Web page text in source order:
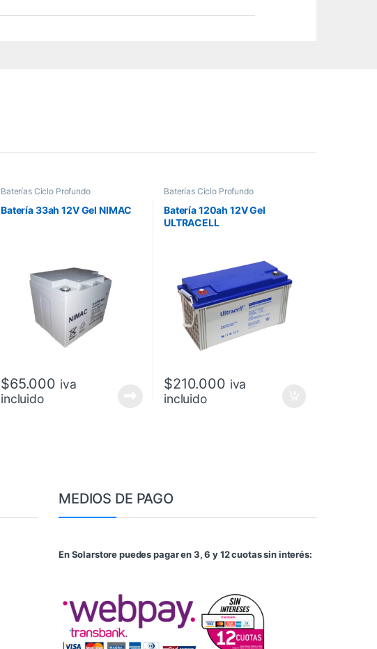
Baterías Ciclo Profundo
Batería 33ah 12V Gel NIMAC
$65.000 iva
incluido
Baterías Ciclo Profundo
Batería 120ah 12V Gel
ULTRACELL
$210.000 iva
incluido
MEDIOS DE PAGO
En Solarstore puedes pagar en 3, 6 y 12 cuotas sin interés: